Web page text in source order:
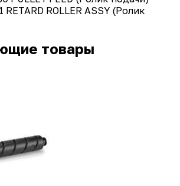
RETARD ROLLER ASSY (Ролик
товары